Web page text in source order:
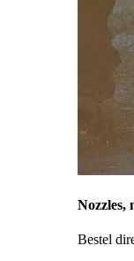
Nozzles,
Bestel